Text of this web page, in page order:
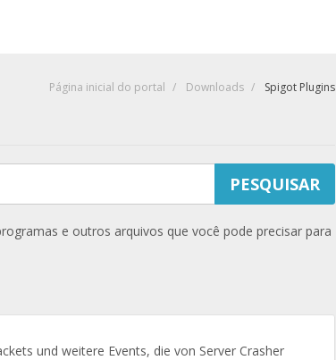
Página inicial do portal Downloads Spigot Plugins
e outros arquivos que você pode precisar para
und weitere Events, die von Server Crasher